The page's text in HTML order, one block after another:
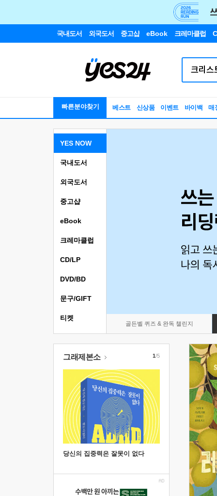
국내도서 외국도서 중고샵 eBook 크레마클럽
빠른분야찾기 베스트 신상품 이벤트 바이백 매
YES NOW
골든벨 퀴즈 & 완독 챌린지
국내도서
외국도서
중고샵
eBook
크레마클럽
CD/LP
DVD/BD
문구/GIFT
티켓
그래제본소
당신의 집중력은 잘못이 없다
1/5